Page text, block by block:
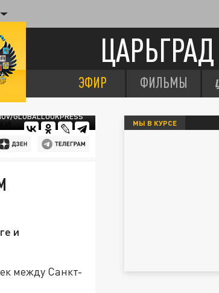
ЦАРЬГРАД
ЭФИР ФИЛЬМЫ
GLOBALLOOKPRESS
и
между Санкт-
МЫ В КУРСЕ